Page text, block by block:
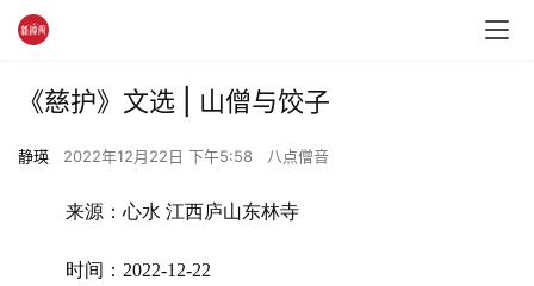
《慈护》文选 | 山僧与饺子
静瑛 2022年12月22日 下午5:58 八点僧音
来源：心水 江西庐山东林寺
时间：2022-12-22